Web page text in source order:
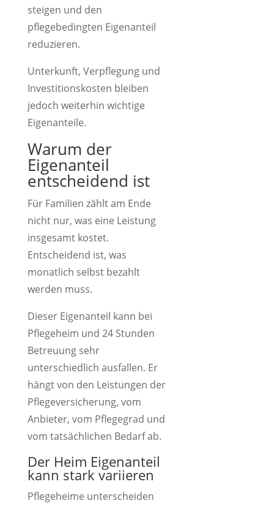
steigen und den
pflegebedingten Eigenanteil
reduzieren.
Unterkunft, Verpflegung und
Investitionskosten bleiben
jedoch weiterhin wichtige
Eigenanteile.
Warum der
Eigenanteil
entscheidend ist
Für Familien zählt am Ende
nicht nur, was eine Leistung
insgesamt kostet.
Entscheidend ist, was
monatlich selbst bezahlt
werden muss.
Dieser Eigenanteil kann bei
Pflegeheim und 24 Stunden
Betreuung sehr
unterschiedlich ausfallen. Er
hängt von den Leistungen der
Pflegeversicherung, vom
Anbieter, vom Pflegegrad und
vom tatsächlichen Bedarf ab.
Der Heim Eigenanteil
kann stark variieren
Pflegeheime unterscheiden